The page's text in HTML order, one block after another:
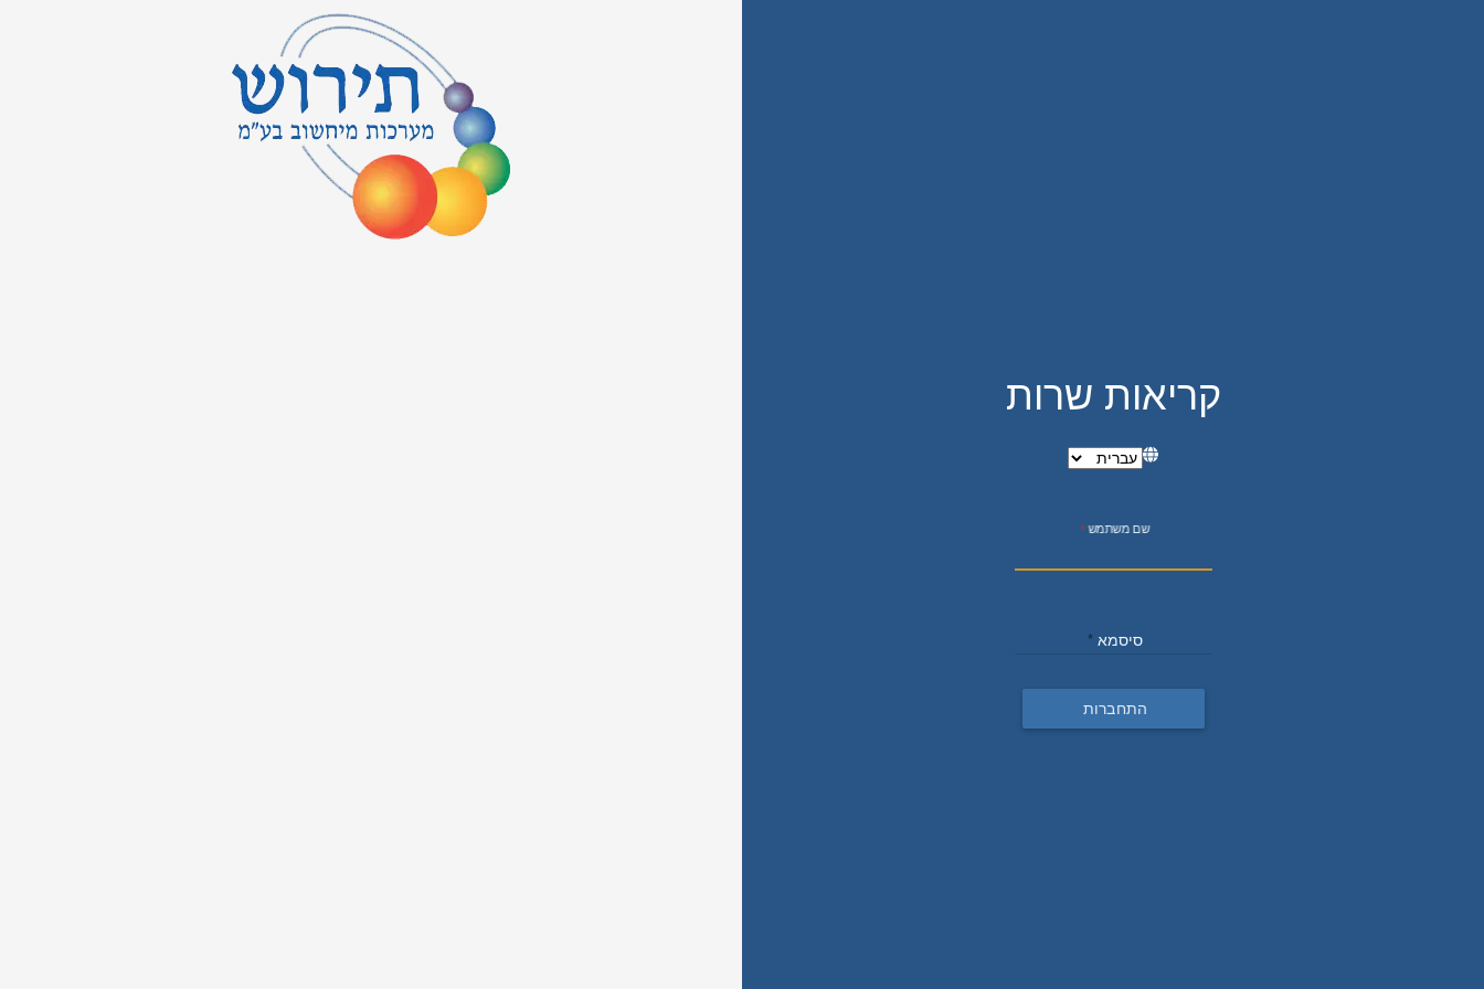
קריאות שרות
שם משתמש
סיסמא
התחברות